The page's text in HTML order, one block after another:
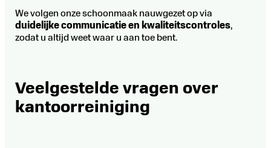
We volgen onze schoonmaak nauwgezet op via
duidelijke communicatie en kwaliteitscontroles,
zodat u altijd weet waar u aan toe bent.
Veelgestelde vragen over
kantoorreiniging